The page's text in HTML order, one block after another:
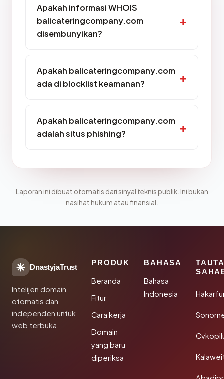
Apakah informasi WHOIS
balicateringcompany.com
disembunyikan?
Apakah balicateringcompany.com
ada di blocklist keamanan?
Apakah balicateringcompany.com
adalah situs phishing?
Laporan ini dibuat otomatis dari sinyal teknis publik. Ini bukan
nasihat hukum atau finansial.
DnastyjaTrust
Intelijen domain
otomatis dan
independen untuk
web terbuka.
PRODUK
Beranda
Fitur
Cara kerja
Domain
yang baru
diperiksa
BAHASA
Bahasa
Indonesia